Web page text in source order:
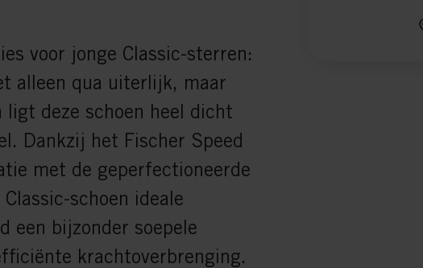
voor jonge Classic-sterren:
alleen qua uiterlijk, maar
ligt deze schoen heel dicht
Dankzij het Fischer Speed
met de geperfectioneerde
schoen ideale
bijzonder soepele
krachtoverbrenging.